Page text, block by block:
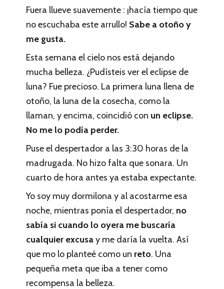
Fuera llueve suavemente : ¡hacía tiempo que
no escuchaba este arrullo! Sabe a otoño y
me gusta.
Esta semana el cielo nos está dejando
mucha belleza. ¿Pudísteis ver el eclipse de
luna? Fue precioso. La primera luna llena de
otoño, la luna de la cosecha, como la
llaman, y encima, coincidió con un eclipse.
No me lo podía perder.
Puse el despertador a las 3:30 horas de la
madrugada. No hizo falta que sonara. Un
cuarto de hora antes ya estaba expectante.
Yo soy muy dormilona y al acostarme esa
noche, mientras ponía el despertador, no
sabía si cuando lo oyera me buscaría
cualquier excusay me daría la vuelta. Así
que mo lo planteé como un reto. Una
pequeña meta que iba a tener como
recompensa la belleza.